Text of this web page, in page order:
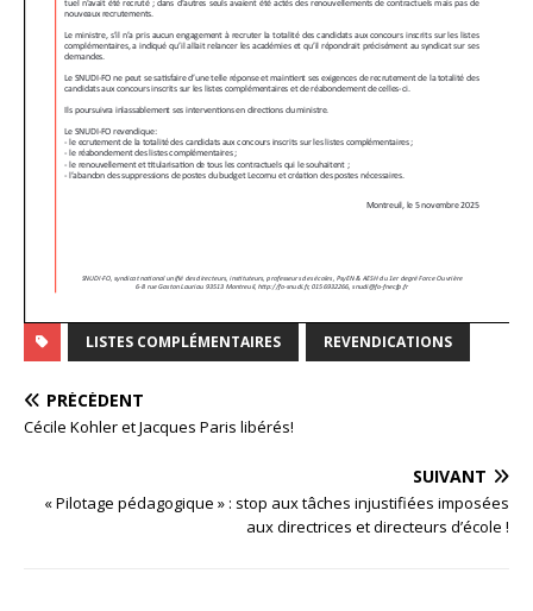
LISTES COMPLÉMENTAIRES REVENDICATIONS
PRÉCÉDENT
Cécile Kohler et Jacques Paris libérés!
SUIVANT
« Pilotage pédagogique » : stop aux tâches injustifiées imposées
aux directrices et directeurs d’école !